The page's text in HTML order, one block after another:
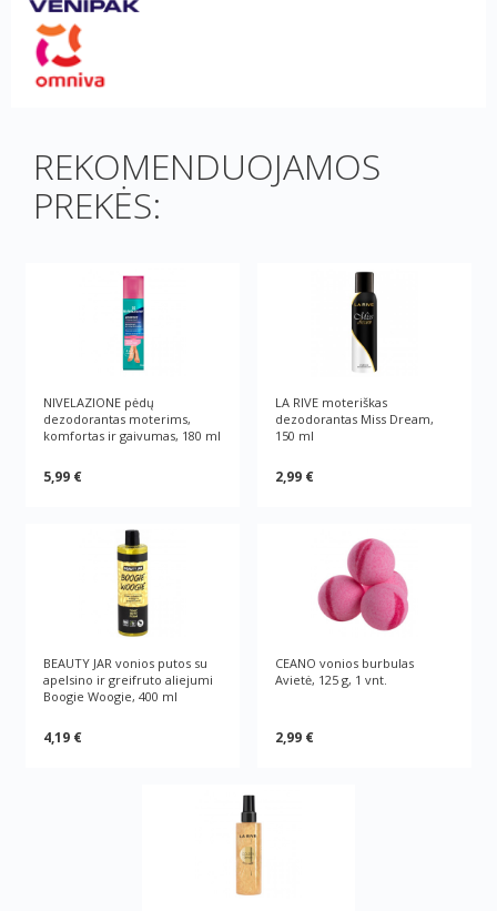
REKOMENDUOJAMOS
PREKĖS:
NIVELAZIONE pėdų
dezodorantas moterims,
komfortas ir gaivumas, 180 ml
5,99 €
LA RIVE moteriškas
dezodorantas Miss Dream,
150 ml
2,99 €
BEAUTY JAR vonios putos su
apelsino ir greifruto aliejumi
Boogie Woogie, 400 ml
4,19 €
CEANO vonios burbulas
Avietė, 125 g, 1 vnt.
2,99 €